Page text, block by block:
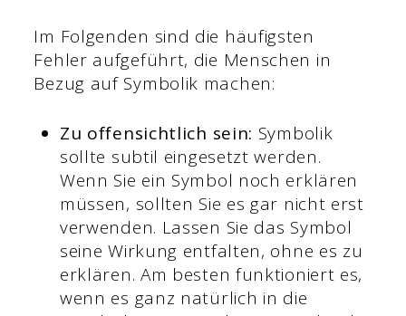
Im Folgenden sind die häufigsten
Fehler aufgeführt, die Menschen in
Bezug auf Symbolik machen:
Zu offensichtlich sein: Symbolik
sollte subtil eingesetzt werden.
Wenn Sie ein Symbol noch erklären
müssen, sollten Sie es gar nicht erst
verwenden. Lassen Sie das Symbol
seine Wirkung entfalten, ohne es zu
erklären. Am besten funktioniert es,
wenn es ganz natürlich in die